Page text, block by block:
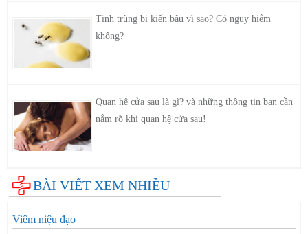
Tinh trùng bị kiến bâu vì sao? Có nguy hiểm
không?
Quan hệ cửa sau là gì? và những thông tin bạn cần
nắm rõ khi quan hệ cửa sau!
BÀI VIẾT XEM NHIỀU
Viêm niệu đạo